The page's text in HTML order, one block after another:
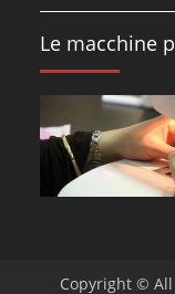
Le macchine
Copyright © All